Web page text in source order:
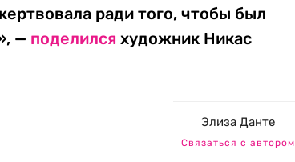
ради того, чтобы был
— поделился художник Никас
Элиза Данте
Связаться с автором